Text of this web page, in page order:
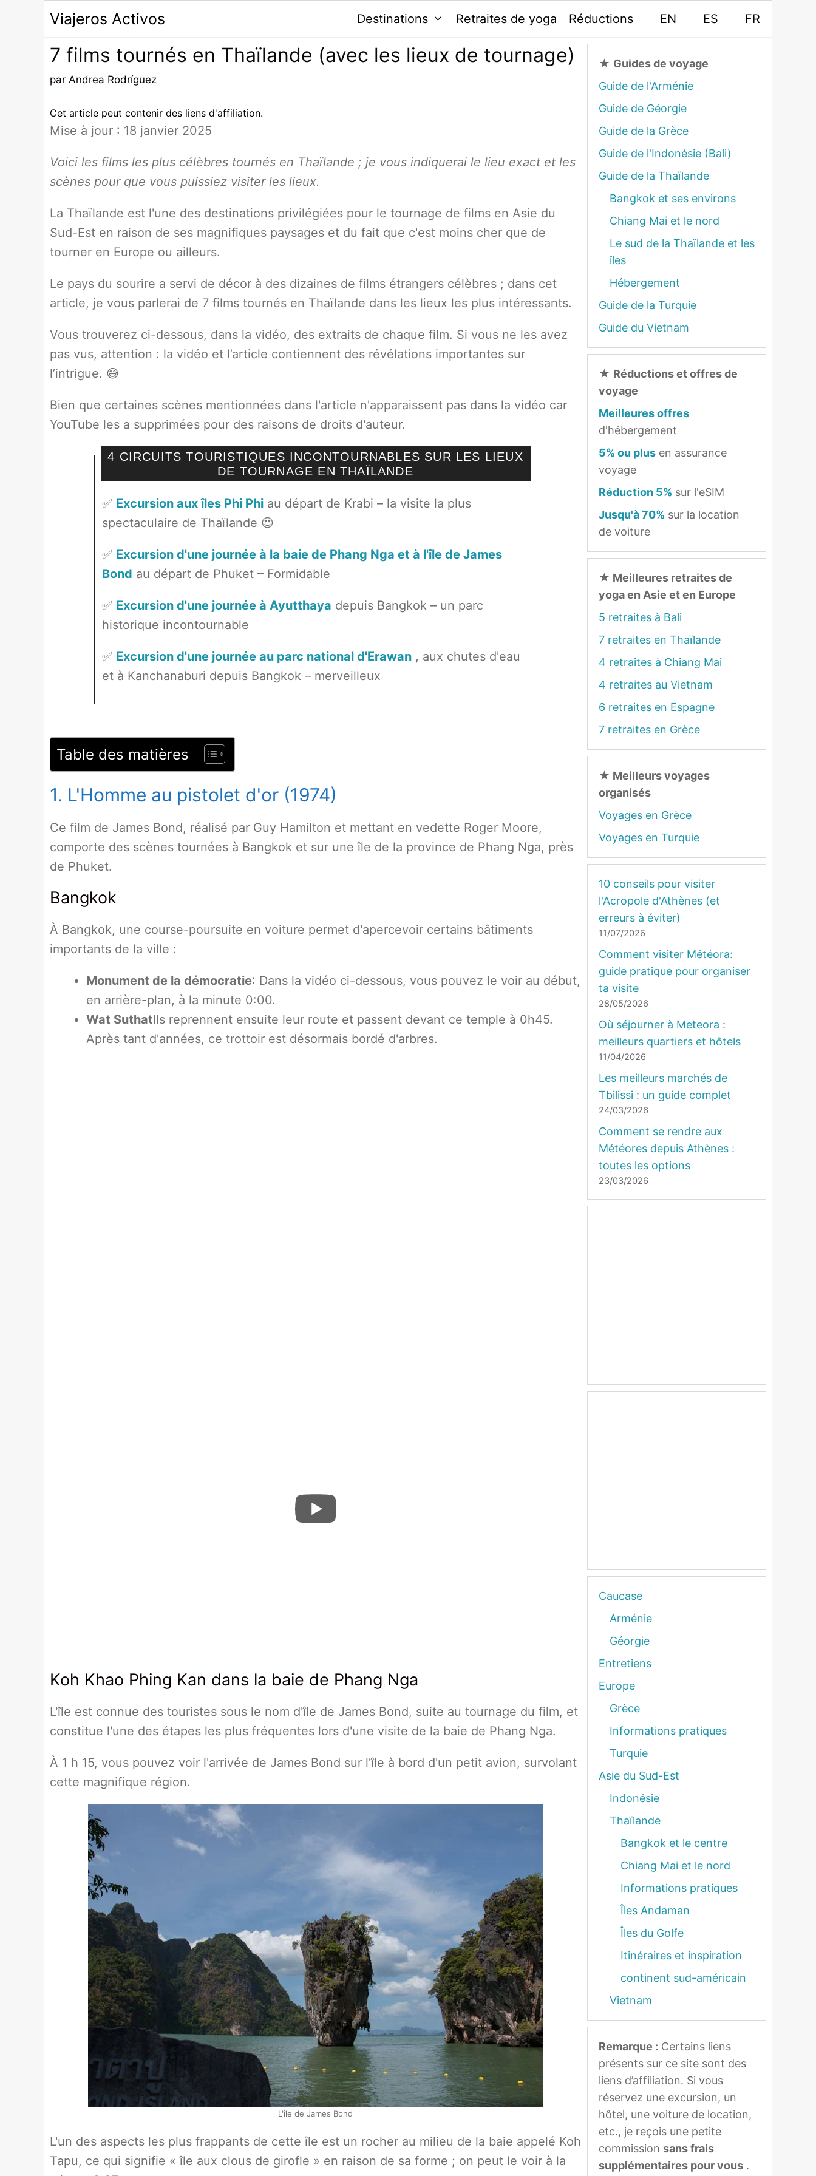
Viajeros Activos Destinations Retraites de yoga Réductions EN ES FR
7 films tournés en Thaïlande (avec les lieux de tournage)
par Andrea Rodríguez
Cet article peut contenir des liens d'affiliation.
Mise à jour : 18 janvier 2025
Voici les films les plus célèbres tournés en Thaïlande ; je vous indiquerai le lieu exact et les
scènes pour que vous puissiez visiter les lieux.
La Thaïlande est l'une des destinations privilégiées pour le tournage de films en Asie du
Sud-Est en raison de ses magnifiques paysages et du fait que c'est moins cher que de
tourner en Europe ou ailleurs.
Le pays du sourire a servi de décor à des dizaines de films étrangers célèbres ; dans cet
article, je vous parlerai de 7 films tournés en Thaïlande dans les lieux les plus intéressants.
Vous trouverez ci-dessous, dans la vidéo, des extraits de chaque film. Si vous ne les avez
pas vus, attention : la vidéo et l’article contiennent des révélations importantes sur
l’intrigue. 😅
Bien que certaines scènes mentionnées dans l'article n'apparaissent pas dans la vidéo car
YouTube les a supprimées pour des raisons de droits d'auteur.
4 CIRCUITS TOURISTIQUES INCONTOURNABLES SUR LES LIEUX
DE TOURNAGE EN THAÏLANDE
✅ Excursion aux îles Phi Phiau départ de Krabi – la visite la plus
spectaculaire de Thaïlande 😍
✅ Excursion d'une journée à la baie de Phang Nga et à l'île de James
Bond au départ de Phuket – Formidable
✅ Excursion d'une journée à Ayutthaya depuis Bangkok – un parc
historique incontournable
✅ Excursion d'une journée au parc national d'Erawan, aux chutes d'eau
et à Kanchanaburi depuis Bangkok – merveilleux
Table des matières
1. L'Homme au pistolet d'or (1974)
Ce film de James Bond, réalisé par Guy Hamilton et mettant en vedette Roger Moore,
comporte des scènes tournées à Bangkok et sur une île de la province de Phang Nga, près
de Phuket.
Bangkok
À Bangkok, une course-poursuite en voiture permet d'apercevoir certains bâtiments
importants de la ville :
Monument de la démocratie: Dans la vidéo ci-dessous, vous pouvez le voir au début,
en arrière-plan, à la minute 0:00.
Wat SuthatIls reprennent ensuite leur route et passent devant ce temple à 0h45.
Après tant d'années, ce trottoir est désormais bordé d'arbres.
Koh Khao Phing Kan dans la baie de Phang Nga
L'île est connue des touristes sous le nom d'île de James Bond, suite au tournage du film, et
constitue l'une des étapes les plus fréquentes lors d'une visite de la baie de Phang Nga.
À 1 h 15, vous pouvez voir l'arrivée de James Bond sur l'île à bord d'un petit avion, survolant
cette magnifique région.
L'île de James Bond
L'un des aspects les plus frappants de cette île est un rocher au milieu de la baie appelé Koh
Tapu, ce qui signifie « île aux clous de girofle » en raison de sa forme ; on peut le voir à la
★ Guides de voyage
Guide de l'Arménie
Guide de Géorgie
Guide de la Grèce
Guide de l'Indonésie (Bali)
Guide de la Thaïlande
Bangkok et ses environs
Chiang Mai et le nord
Le sud de la Thaïlande et les
îles
Hébergement
Guide de la Turquie
Guide du Vietnam
★ Réductions et offres de
voyage
Meilleures offres
d'hébergement
5% ou plus en assurance
voyage
Réduction 5% sur l'eSIM
Jusqu'à 70% sur la location
de voiture
★ Meilleures retraites de
yoga en Asie et en Europe
5 retraites à Bali
7 retraites en Thaïlande
4 retraites à Chiang Mai
4 retraites au Vietnam
6 retraites en Espagne
7 retraites en Grèce
★ Meilleurs voyages
organisés
Voyages en Grèce
Voyages en Turquie
10 conseils pour visiter
l'Acropole d'Athènes (et
erreurs à éviter)
11/07/2026
Comment visiter Météora:
guide pratique pour organiser
ta visite
28/05/2026
Où séjourner à Meteora :
meilleurs quartiers et hôtels
11/04/2026
Les meilleurs marchés de
Tbilissi : un guide complet
24/03/2026
Comment se rendre aux
Météores depuis Athènes :
toutes les options
23/03/2026
Caucase
Arménie
Géorgie
Entretiens
Europe
Grèce
Informations pratiques
Turquie
Asie du Sud-Est
Indonésie
Thaïlande
Bangkok et le centre
Chiang Mai et le nord
Informations pratiques
Îles Andaman
Îles du Golfe
Itinéraires et inspiration
continent sud-américain
Vietnam
Remarque : Certains liens
présents sur ce site sont des
liens d’affiliation. Si vous
réservez une excursion, un
hôtel, une voiture de location,
etc., je reçois une petite
commission sans frais
supplémentaires pour vous .